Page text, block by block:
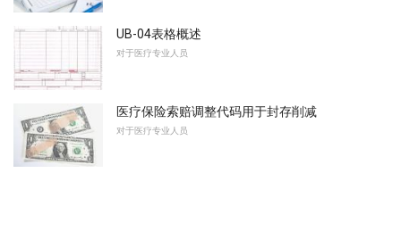
UB-04表格概述
对于医疗专业人员
医疗保险索赔调整代码用于封存削减
对于医疗专业人员